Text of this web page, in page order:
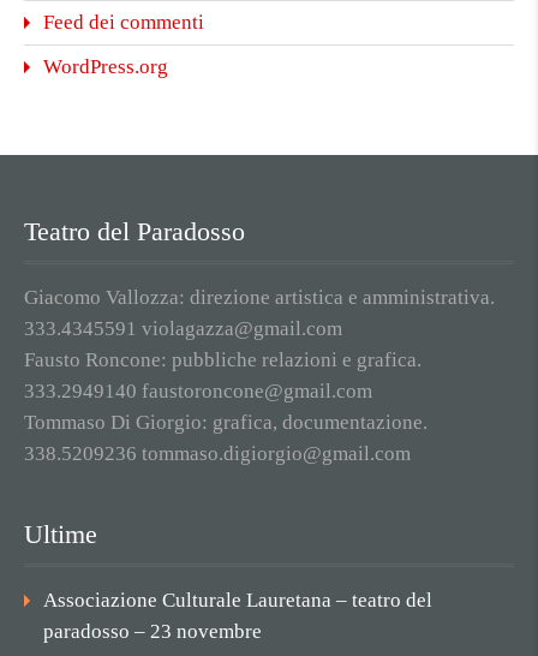
Feed dei commenti
WordPress.org
Teatro del Paradosso
Giacomo Vallozza: direzione artistica e amministrativa.
333.4345591 violagazza@gmail.com
Fausto Roncone: pubbliche relazioni e grafica.
333.2949140 faustoroncone@gmail.com
Tommaso Di Giorgio: grafica, documentazione.
338.5209236 tommaso.digiorgio@gmail.com
Ultime
Associazione Culturale Lauretana – teatro del
paradosso – 23 novembre